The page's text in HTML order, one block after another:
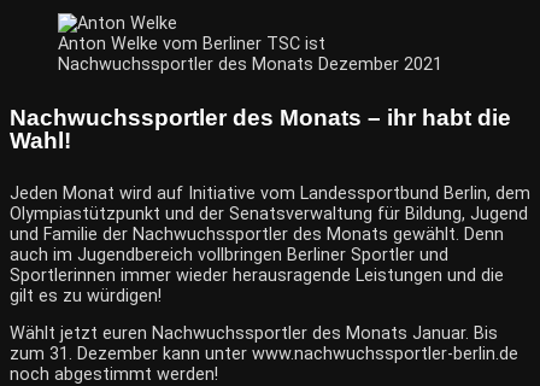
Anton Welke vom Berliner TSC ist
Nachwuchssportler des Monats Dezember 2021
Nachwuchssportler des Monats – ihr habt die
Wahl!
Jeden Monat wird auf Initiative vom Landessportbund Berlin, dem
Olympiastützpunkt und der Senatsverwaltung für Bildung, Jugend
und Familie der Nachwuchssportler des Monats gewählt. Denn
auch im Jugendbereich vollbringen Berliner Sportler und
Sportlerinnen immer wieder herausragende Leistungen und die
gilt es zu würdigen!
Wählt jetzt euren Nachwuchssportler des Monats Januar. Bis
zum 31. Dezember kann unter www.nachwuchssportler-berlin.de
noch abgestimmt werden!